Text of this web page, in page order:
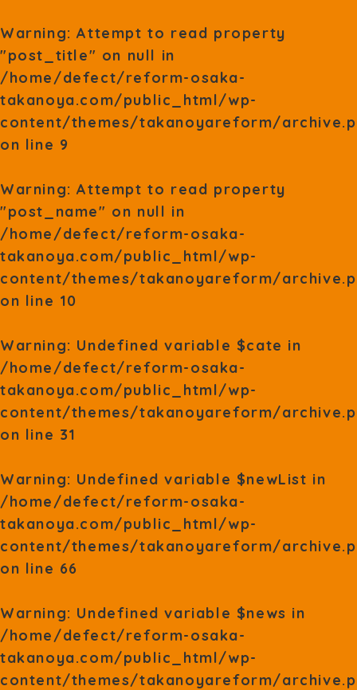
Warning: Attempt to read property
"post_title" on null in
/home/defect/reform-osaka-
takanoya.com/public_html/wp-
content/themes/takanoyareform/
on line 9
Warning: Attempt to read property
"post_name" on null in
/home/defect/reform-osaka-
takanoya.com/public_html/wp-
content/themes/takanoyareform/
on line 10
Warning: Undefined variable $cate in
/home/defect/reform-osaka-
takanoya.com/public_html/wp-
content/themes/takanoyareform/
on line 31
Warning: Undefined variable $newList in
/home/defect/reform-osaka-
takanoya.com/public_html/wp-
content/themes/takanoyareform/
on line 66
Warning: Undefined variable $news in
/home/defect/reform-osaka-
takanoya.com/public_html/wp-
content/themes/takanoyareform/